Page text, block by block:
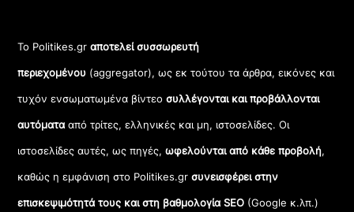
Το Politikes.grαποτελεί συσσωρευτή
περιεχομένου (aggregator), ως εκ τούτου τα άρθρα, εικόνες και
τυχόν ενσωματωμένα βίντεοσυλλέγονται και προβάλλονται
αυτόματααπό τρίτες, ελληνικές και μη, ιστοσελίδες. Οι
ιστοσελίδες αυτές, ως πηγές,ωφελούνται από κάθε προβολή,
καθώς η εμφάνιση στο Politikes.gr συνεισφέρει στην
επισκεψιμότητά τους και στη βαθμολογία SEO (Google κ.λπ.)